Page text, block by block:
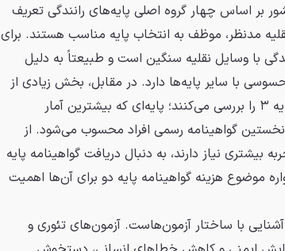
بر اساس چهار گروه اصلی پایه‌های رانندگی تعریف
مدنظر، موظف به انتخاب پایه مناسب هستند. برای
با وسایل نقلیه سنگین است و طبیعتاً به دلیل
با سایر پایه‌ها دارد. در مقابل، بخش زیادی از
متقاضیان تازه‌کار، مراحل هزینه گواهینامه پایه ۳ را بررسی می‌کنند؛ پایه‌ای که بیشترین آمار
گواهینامه رسمی افراد محسوب می‌شود. از
بیشتری نیاز دارند، به دنبال دریافت گواهینامه پایه
موضوع هزینه گواهینامه پایه دو برای آن‌ها اهمیت
با ساختار آزمون‌هاست. آزمون‌های تئوری و